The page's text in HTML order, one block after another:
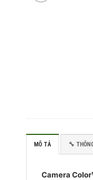
MÔ TẢ 🔧
Camera